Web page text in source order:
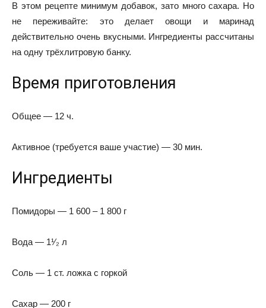
В этом рецепте минимум добавок, зато много сахара. Но
не переживайте: это делает овощи и маринад
действительно очень вкусными. Ингредиенты рассчитаны
на одну трёхлитровую банку.
Время приготовления
Общее — 12 ч.
Активное (требуется ваше участие) — 30 мин.
Ингредиенты
Помидоры — 1 600 – 1 800 г
Вода — 1¹⁄₂ л
Соль — 1 ст. ложка с горкой
Сахар — 200 г